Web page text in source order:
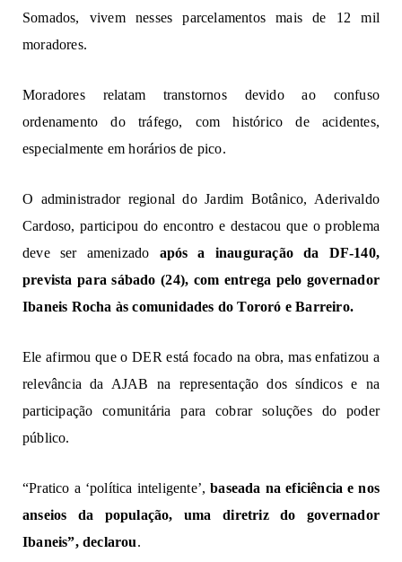
Somados, vivem nesses parcelamentos mais de 12 mil
moradores.
Moradores relatam transtornos devido ao confuso
ordenamento do tráfego, com histórico de acidentes,
especialmente em horários de pico.
O administrador regional do Jardim Botânico, Aderivaldo
Cardoso, participou do encontro e destacou que o problema
deve ser amenizado após a inauguração da DF-140,
prevista para sábado (24), com entrega pelo governador
Ibaneis Rocha às comunidades do Tororó e Barreiro.
Ele afirmou que o DER está focado na obra, mas enfatizou a
relevância da AJAB na representação dos síndicos e na
participação comunitária para cobrar soluções do poder
público.
“Pratico a ‘política inteligente’,baseada na eficiência e nos
anseios da população, uma diretriz do governador
Ibaneis”, declarou.